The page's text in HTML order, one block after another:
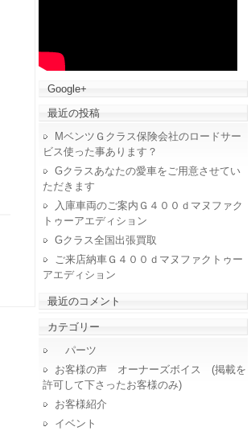
Google+
最近の投稿
MベンツＧクラス保険会社のロードサー
ビス使った事あります？
Gクラスあなたの愛車をご用意させてい
ただきます
入庫車両のご案内Ｇ４００ｄマヌファク
トゥーアエディション
Gクラス全国出張買取
ご来店納車Ｇ４００ｄマヌファクトゥー
アエディション
最近のコメント
カテゴリー
パーツ
お客様の声 オーナーズボイス (掲載を
許可して下さったお客様のみ)
お客様紹介
イベント